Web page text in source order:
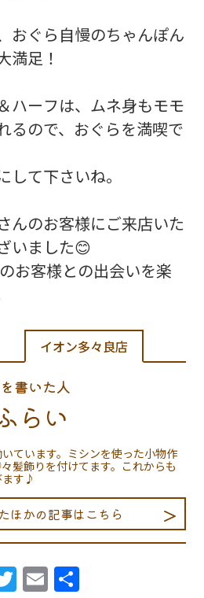
おぐら自慢のちゃんぽん
満足！
ハーフは、ムネ身もモモ
るので、おぐらを満喫で
して下さいね。
んのお客様にご来店いた
いました😊
お客様との出会いを楽
イオン多々良店
書いた人
らい
ています。ミシンを使った小物作
髪飾りを付けてます。これからも
ます♪
ほかの記事はこちら
Twitter
Email